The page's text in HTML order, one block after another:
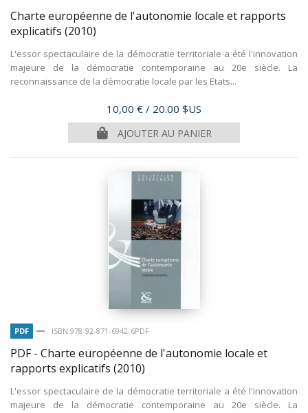
Charte européenne de l'autonomie locale et rapports
explicatifs (2010)
L'essor spectaculaire de la démocratie territoriale a été l'innovation
majeure de la démocratie contemporaine au 20e siècle. La
reconnaissance de la démocratie locale par les Etats...
Prix
10,00 € / 20.00 $US
AJOUTER AU PANIER
PDF ISBN 978-92-871-6942-6PDF
PDF - Charte européenne de l'autonomie locale et
rapports explicatifs (2010)
L'essor spectaculaire de la démocratie territoriale a été l'innovation
majeure de la démocratie contemporaine au 20e siècle. La